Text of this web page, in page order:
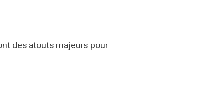
des atouts majeurs pour